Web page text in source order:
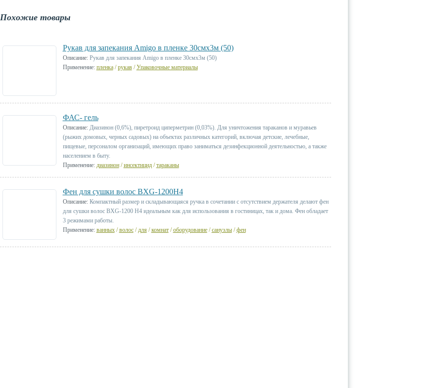
Похожие товары
Рукав для запекания Amigo в пленке 30смх3м (50)
Описание:Рукав для запекания Amigo в пленке 30смх3м (50)
Применение: пленка/рукав/Упаковочные материалы
ФАС- гель
Описание:Диазинон (0,6%), пиретроид циперметрин (0,03%). Для уничтожения тараканов и муравьев
(рыжих домовых, черных садовых) на объектах различных категорий, включая детские, лечебные,
пищевые, персоналом организаций, имеющих право заниматься дезинфекционной деятельностью, а также
населением в быту.
Применение: диазинон/инсектицид/тараканы
Фен для сушки волос BXG-1200H4
Описание:Компактный размер и складывающаяся ручка в сочетании с отсутствием держателя делают фен
для сушки волос BXG-1200 H4 идеальным как для использования в гостиницах, так и дома. Фен обладает
3 режимами работы.
Применение: ванных/волос/для/комнат/оборудование/санузлы/фен